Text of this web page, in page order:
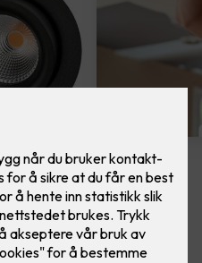
downlights
dimmer